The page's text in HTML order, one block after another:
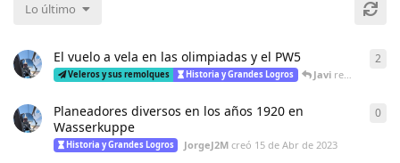
Lo último
El vuelo a vela en las olimpiadas y el PW5
Veleros y sus remolques Historia y Grandes Logros Javirespondió
2
Planeadores diversos en los años 1920 en
Wasserkuppe
Historia y Grandes Logros JorgeJ2M creó 15 de Abr de 2023
0